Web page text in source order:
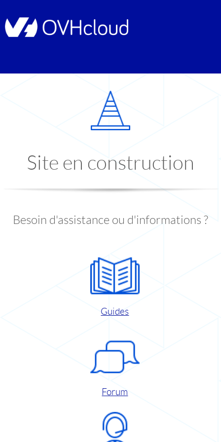
Site en construction
Besoin d'assistance ou d'informations ?
Guides
Forum